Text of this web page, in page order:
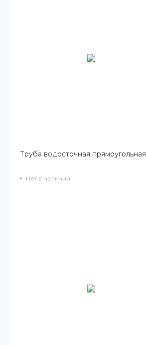
Труба водосточная прямоугольная
Нет в наличии